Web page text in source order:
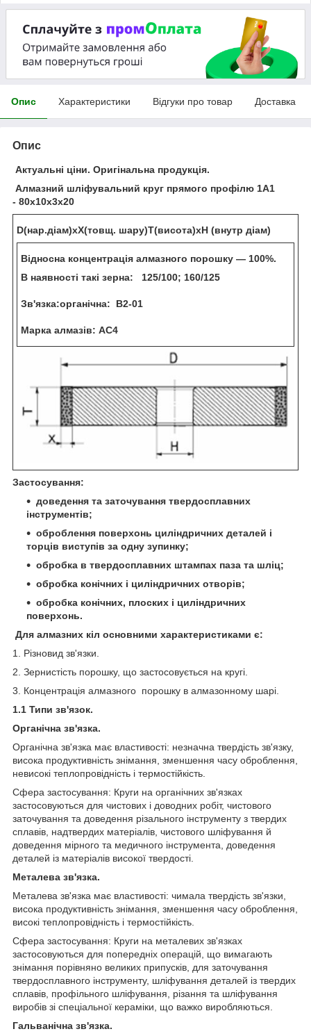
Опис Характеристики Відгуки про товар Доставка
Опис
Актуальні ціни. Оригінальна продукція.
Алмазний шліфувальний круг прямого профілю 1А1
- 80х10х3х20
D(нар.діам)хХ(товщ. шару)Т(висота)хН (внутр діам)
Відносна концентрація алмазного порошку — 100%.
В наявності такі зерна:
125/100; 160/125
Зв'язка:органічна: В2-01
Марка алмазів: АС4
Застосування:
доведення та заточування твердосплавних
інструментів;
оброблення поверхонь циліндричних деталей і
торців виступів за одну зупинку;
обробка в твердосплавних штампах паза та шліц;
обробка конічних і циліндричних отворів;
обробка конічних, плоских і циліндричних
поверхонь.
Для алмазних кіл основними характеристиками є:
1. Різновид зв'язки.
2. Зернистість порошку, що застосовується на кругі.
3. Концентрація алмазного порошку в алмазонному шарі.
1.1 Типи зв'язок.
Органічна зв'язка.
Органічна зв'язка має властивості: незначна твердість зв'язку,
висока продуктивність знімання, зменшення часу оброблення,
невисокі теплопровідність і термостійкість.
Сфера застосування: Круги на органічних зв'язках
застосовуються для чистових і доводних робіт, чистового
заточування та доведення різального інструменту з твердих
сплавів, надтвердих матеріалів, чистового шліфування й
доведення мірного та медичного інструмента, доведення
деталей із матеріалів високої твердості.
Металева зв'язка.
Металева зв'язка має властивості: чимала твердість зв'язки,
висока продуктивність знімання, зменшення часу оброблення,
високі теплопровідність і термостійкість.
Сфера застосування: Круги на металевих зв'язках
застосовуються для попередніх операцій, що вимагають
знімання порівняно великих припусків, для заточування
твердосплавного інструменту, шліфування деталей із твердих
сплавів, профільного шліфування, різання та шліфування
виробів зі спеціальної кераміки, що важко виробляються.
Гальванічна зв'язка.